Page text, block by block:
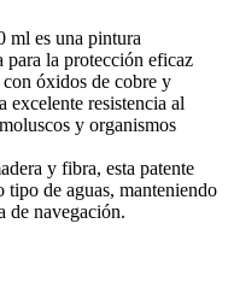
ml es una pintura
para la protección eficaz
óxidos de cobre y
excelente resistencia al
y organismos
y fibra, esta patente
de aguas, manteniendo
de navegación.